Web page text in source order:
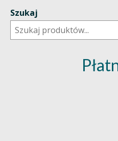
Szukaj